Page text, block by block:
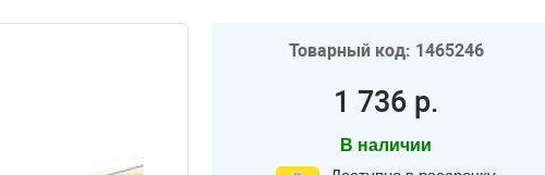
Товарный код: 1465246
1 736 р.
В наличии